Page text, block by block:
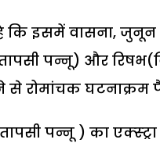
है कि इसमें वासना,
पन्नू) और
रोमांचक घटनाक्रम
पन्नू ) का